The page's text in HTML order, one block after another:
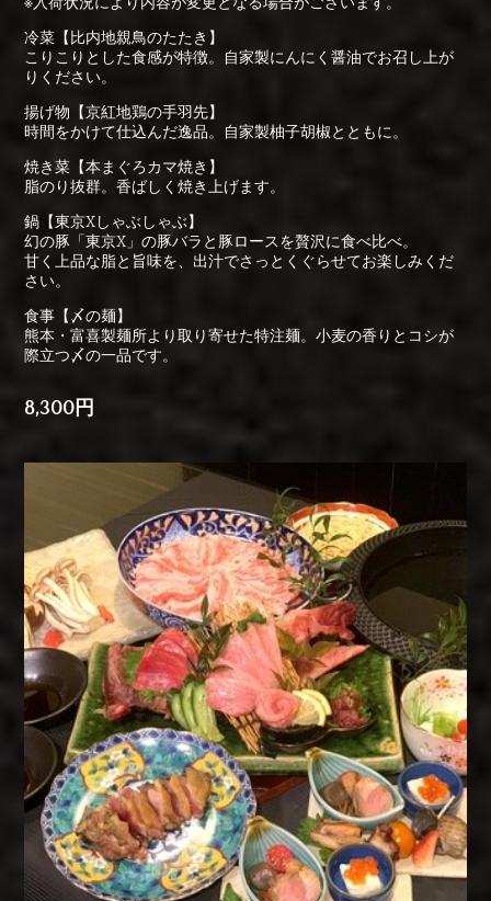
※入荷状況により内容が変更となる場合がございます。
冷菜【比内地親鳥のたたき】
こりこりとした食感が特徴。自家製にんにく醤油でお召し上が
りください。
揚げ物【京紅地鶏の手羽先】
時間をかけて仕込んだ逸品。自家製柚子胡椒とともに。
焼き菜【本まぐろカマ焼き】
脂のり抜群。香ばしく焼き上げます。
鍋【東京Xしゃぶしゃぶ】
幻の豚「東京X」の豚バラと豚ロースを贅沢に食べ比べ。
甘く上品な脂と旨味を、出汁でさっとくぐらせてお楽しみくだ
さい。
食事【〆の麺】
熊本・富喜製麺所より取り寄せた特注麺。小麦の香りとコシが
際立つ〆の一品です。
8,300円